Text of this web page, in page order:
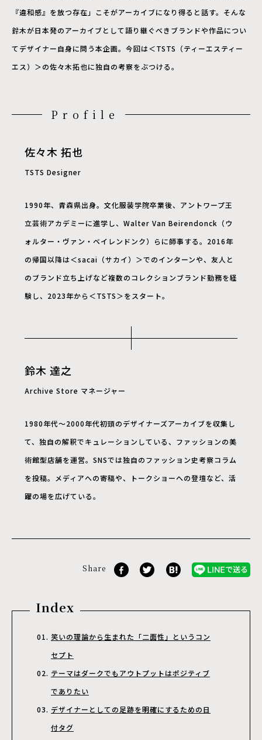
『違和感』を放つ存在」こそがアーカイブになり得ると話す。そんな
鈴木が日本発のアーカイブとして語り継ぐべきブランドや作品につい
てデザイナー自身に問う本企画。今回は＜TSTS（ティーエスティー
エス）＞の佐々木拓也に独自の考察をぶつける。
Profile
佐々木 拓也
TSTS Designer
1990年、青森県出身。文化服装学院卒業後、アントワープ王
立芸術アカデミーに進学し、Walter Van Beirendonck（ウ
ォルター・ヴァン・ベイレンドンク）らに師事する。2016年
の帰国以降は＜sacai（サカイ）＞でのインターンや、友人と
のブランド立ち上げなど複数のコレクションブランド勤務を経
験し、2023年から＜TSTS＞をスタート。
鈴木 達之
Archive Store マネージャー
1980年代〜2000年代初頭のデザイナーズアーカイブを収集し
て、独自の解釈でキュレーションしている、ファッションの美
術館型店舗を運営。SNSでは独自のファッション史考察コラム
を投稿。メディアへの寄稿や、トークショーへの登壇など、活
躍の場を広げている。
Share
Index
笑いの理論から生まれた「二面性」というコン
セプト
テーマはダークでもアウトプットはポジティブ
でありたい
デザイナーとしての足跡を明確にするための日
付タグ